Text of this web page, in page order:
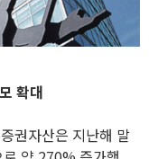
확대
권자산은 지난해 말